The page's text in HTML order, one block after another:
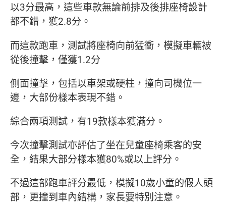
以3分最高，這些車款無論前排及後排座椅設計
都不錯，獲2.8分。
而這款跑車，測試將座椅向前猛衝，模擬車輛被
從後撞擊，僅獲1.2分
側面撞擊，包括以車架或硬柱，撞向司機位一
邊，大部份樣本表現不錯。
綜合兩項測試，有19款樣本獲滿分。
今次撞擊測試亦評估了坐在兒童座椅乘客的安
全，結果大部分樣本獲80%或以上評分。
不過這部跑車評分最低，模擬10歲小童的假人頭
部，更撞到車內結構，家長要特別注意。